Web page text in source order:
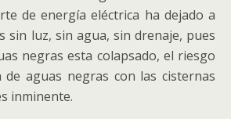
de energía eléctrica ha dejado a
sin luz, sin agua, sin drenaje, pues
negras esta colapsado, el riesgo
de aguas negras con las cisternas
inminente.